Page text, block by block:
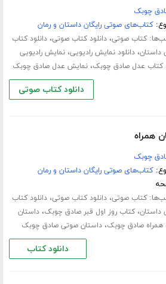
چوبک
کتاب‌های صوتی رایگان داستان و رمان
کتاب صوتی،دانلود کتاب صوتی،دانلود کتاب
داستان،دانلود نمایش رادیویی،نمایش رادیویی
کتاب عدل صادق چوبک،نمایش عدل صادق چوبک
دانلود کتاب صوتی
همراه
چوبک
کتاب‌های صوتی رایگان داستان و رمان
کتاب صوتی،دانلود کتاب صوتی،دانلود کتاب
داستان،کتاب روز اول قبر صادق چوبک،داستان
همراه صادق چوبک،داستان صوتی صادق چوبک
دانلود کتاب